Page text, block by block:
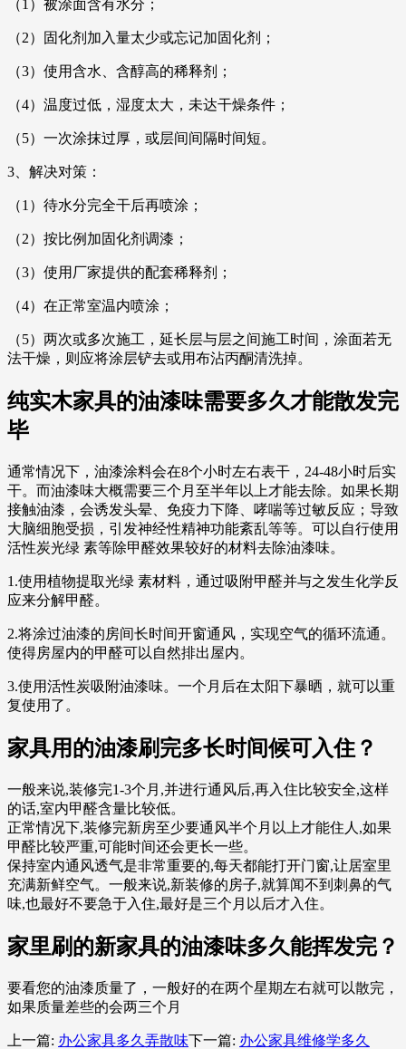
（1）被涂面含有水分；
（2）固化剂加入量太少或忘记加固化剂；
（3）使用含水、含醇高的稀释剂；
（4）温度过低，湿度太大，未达干燥条件；
（5）一次涂抹过厚，或层间间隔时间短。
3、解决对策：
（1）待水分完全干后再喷涂；
（2）按比例加固化剂调漆；
（3）使用厂家提供的配套稀释剂；
（4）在正常室温内喷涂；
（5）两次或多次施工，延长层与层之间施工时间，涂面若无
法干燥，则应将涂层铲去或用布沾丙酮清洗掉。
纯实木家具的油漆味需要多久才能散发完
毕
通常情况下，油漆涂料会在8个小时左右表干，24-48小时后实
干。而油漆味大概需要三个月至半年以上才能去除。如果长期
接触油漆，会诱发头晕、免疫力下降、哮喘等过敏反应；导致
大脑细胞受损，引发神经性精神功能紊乱等等。可以自行使用
活性炭光绿 素等除甲醛效果较好的材料去除油漆味。
1.使用植物提取光绿 素材料，通过吸附甲醛并与之发生化学反
应来分解甲醛。
2.将涂过油漆的房间长时间开窗通风，实现空气的循环流通。
使得房屋内的甲醛可以自然排出屋内。
3.使用活性炭吸附油漆味。一个月后在太阳下暴晒，就可以重
复使用了。
家具用的油漆刷完多长时间候可入住？
一般来说,装修完1-3个月,并进行通风后,再入住比较安全,这样
的话,室内甲醛含量比较低。
正常情况下,装修完新房至少要通风半个月以上才能住人,如果
甲醛比较严重,可能时间还会更长一些。
保持室内通风透气是非常重要的,每天都能打开门窗,让居室里
充满新鲜空气。一般来说,新装修的房子,就算闻不到刺鼻的气
味,也最好不要急于入住,最好是三个月以后才入住。
家里刷的新家具的油漆味多久能挥发完？
要看您的油漆质量了，一般好的在两个星期左右就可以散完，
如果质量差些的会两三个月
上一篇: 办公家具多久弄散味下一篇: 办公家具维修学多久